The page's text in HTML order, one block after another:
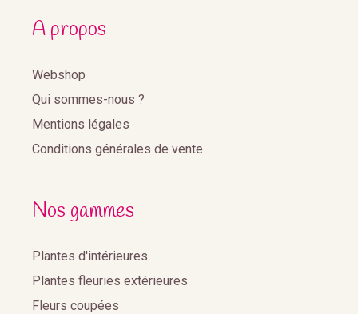
A propos
Webshop
Qui sommes-nous ?
Mentions légales
Conditions générales de vente
Nos gammes
Plantes d'intérieures
Plantes fleuries extérieures
Fleurs coupées